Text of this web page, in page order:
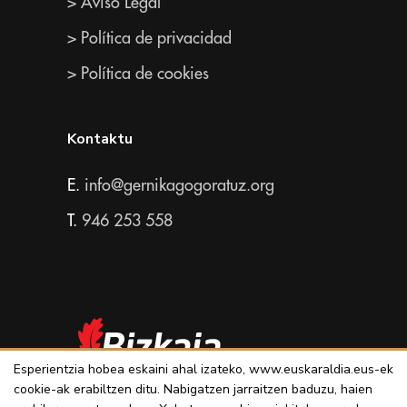
> Política de privacidad
> Política de cookies
Kontaktu
E. info@gernikagogoratuz.org
T. 946 253 558
Esperientzia hobea eskaini ahal izateko, www.euskaraldia.eus-ek
cookie-ak erabiltzen ditu. Nabigatzen jarraitzen baduzu, haien